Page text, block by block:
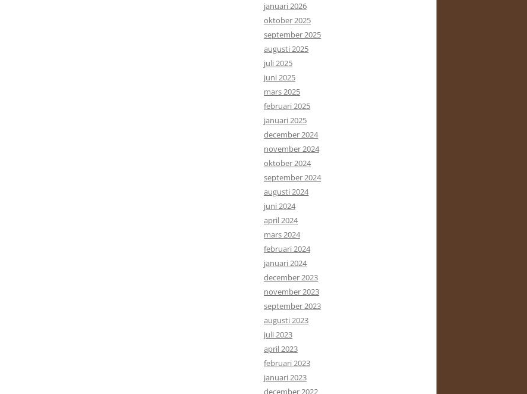
januari 2026
oktober 2025
september 2025
augusti 2025
juli 2025
juni 2025
mars 2025
februari 2025
januari 2025
december 2024
november 2024
oktober 2024
september 2024
augusti 2024
juni 2024
april 2024
mars 2024
februari 2024
januari 2024
december 2023
november 2023
september 2023
augusti 2023
juli 2023
april 2023
februari 2023
januari 2023
december 2022